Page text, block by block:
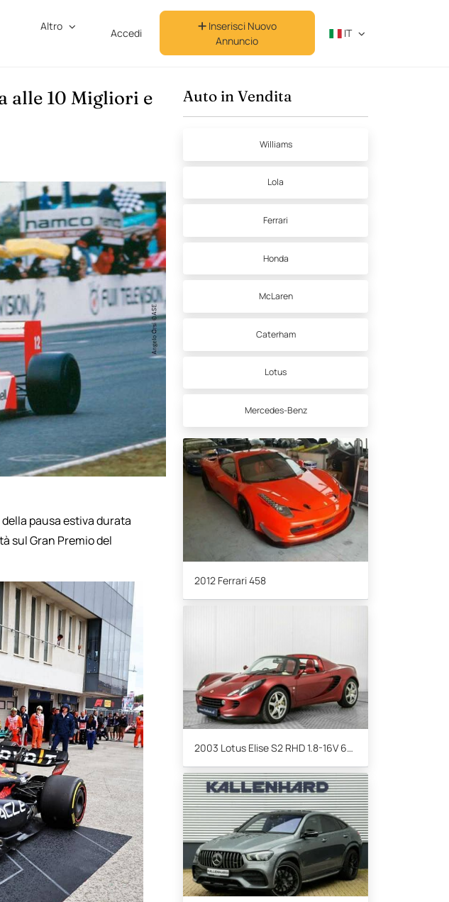
Altro
Accedi
Inserisci Nuovo
Annuncio
IT
alle 10 Migliori e
pausa estiva durata
sul Gran Premio del
Auto in Vendita
Williams
Lola
Ferrari
Honda
McLaren
Caterham
Lotus
Mercedes-Benz
2012 Ferrari 458
2003 Lotus Elise S2 RHD 1.8-16V 67500km!